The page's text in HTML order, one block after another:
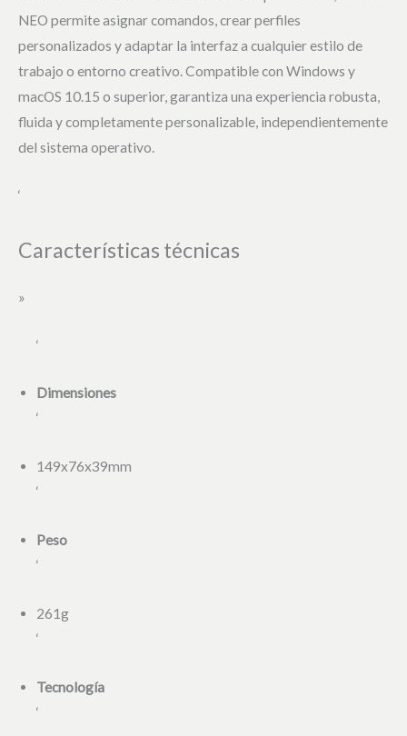
NEO permite asignar comandos, crear perfiles
personalizados y adaptar la interfaz a cualquier estilo de
trabajo o entorno creativo. Compatible con Windows y
macOS 10.15 o superior, garantiza una experiencia robusta,
fluida y completamente personalizable, independientemente
del sistema operativo.
‘
Características técnicas
»
‘
Dimensiones
‘
149x76x39mm
‘
Peso
‘
261g
‘
Tecnología
‘